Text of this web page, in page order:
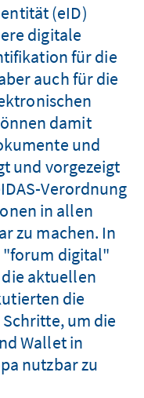
(eID)
digitale
für die
auch für die
damit
und
und vorgezeigt
Verordnung
in allen
zu machen. In
"forum digital"
aktuellen
die
um die
Wallet in
nutzbar zu